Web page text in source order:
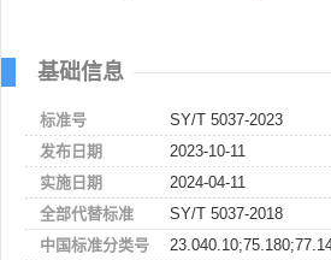
基础信息
标准号
SY/T 5037-2023
发布日期
2023-10-11
实施日期
2024-04-11
全部代替标准
SY/T 5037-2018
中国标准分类号